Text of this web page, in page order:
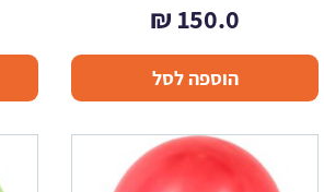
150.0
₪
הוספה לסל